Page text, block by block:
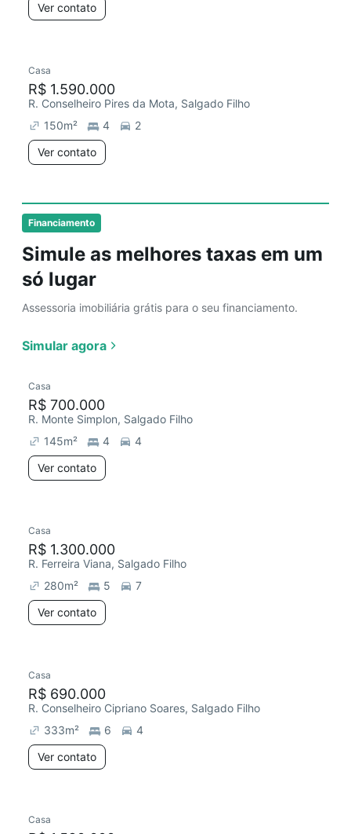
Financiamento
Simule as melhores taxas em um
só lugar
Assessoria imobiliária grátis para o seu financiamento.
Simular agora
Ver contato
Casa
R$ 1.590.000
R. Conselheiro Pires da Mota, Salgado Filho
150m² 4
2
Ver contato
Casa
R$ 700.000
R. Monte Simplon, Salgado Filho
145m² 4
4
Ver contato
Casa
R$ 1.300.000
R. Ferreira Viana, Salgado Filho
280m² 5
7
Ver contato
Casa
R$ 690.000
R. Conselheiro Cipriano Soares, Salgado Filho
333m² 6
4
Ver contato
Casa